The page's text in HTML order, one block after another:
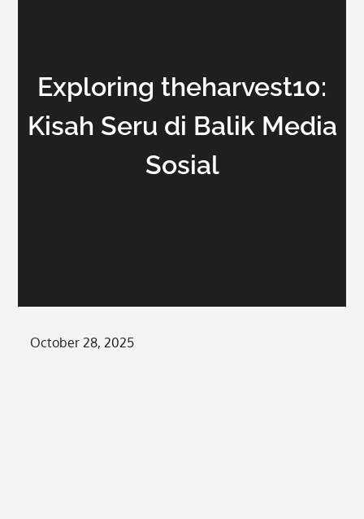
Exploring theharvest10:
Kisah Seru di Balik Media
Sosial
Posted
October 28, 2025